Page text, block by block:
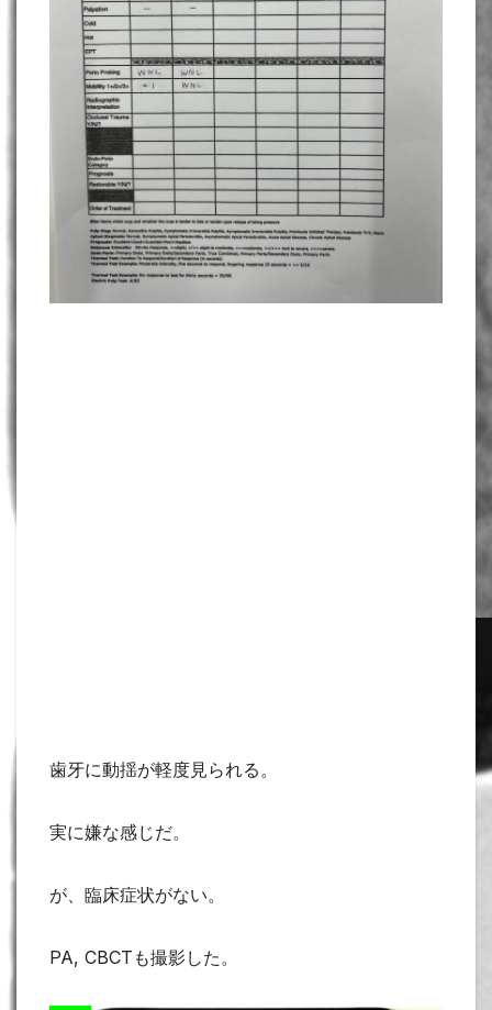
歯牙に動揺が軽度見られる。
実に嫌な感じだ。
が、臨床症状がない。
PA, CBCTも撮影した。